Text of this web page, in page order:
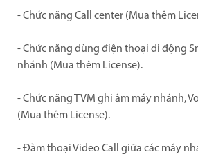
- Chức năng Call center (Mua thêm
- Chức năng dùng điện thoại di động
nhánh (Mua thêm License).
- Chức năng TVM ghi âm máy nhánh,
(Mua thêm License).
- Đàm thoại Video Call giữa các máy